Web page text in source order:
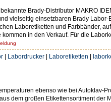
Brady-Distributor MAKRO
vielseitig einsetzbaren Brady Labor-
Laboretiketten und Farbbänder,
in den Verkauf. Für die
| Labordrucker | Laboretiketten |
ebenso wie bei Autoklav-
dem großen Etikettensortiment der